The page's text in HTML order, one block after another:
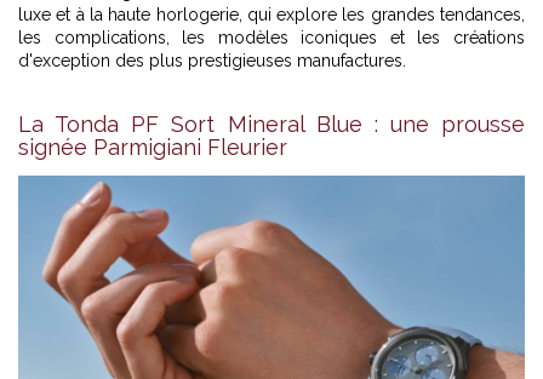
luxe et à la haute horlogerie, qui explore les grandes tendances,
les complications, les modèles iconiques et les créations
d'exception des plus prestigieuses manufactures.
La Tonda PF Sort Mineral Blue : une prousse
signée Parmigiani Fleurier